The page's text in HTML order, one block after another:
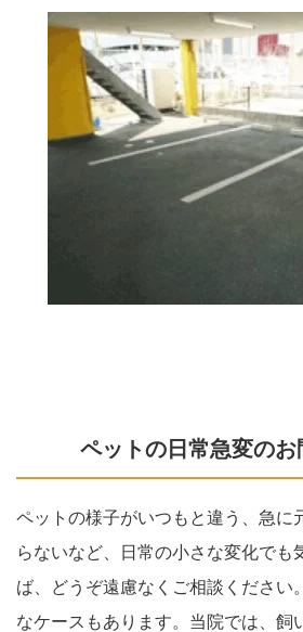
ペットの日常急変のお
ペットの様子がいつもと違う、急に
らないなど、日常の小さな変化でも
ば、どうぞ遠慮なくご相談ください
なケースもあります。当院では、飼